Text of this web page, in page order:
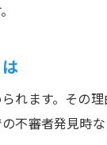
れます。その
不審者発見時